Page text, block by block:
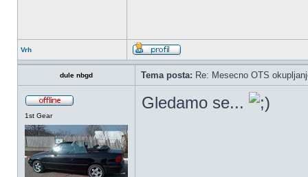
Vrh
dule nbgd Tema posta: Re: Mesecno OTS
1st Gear
Gledamo se...